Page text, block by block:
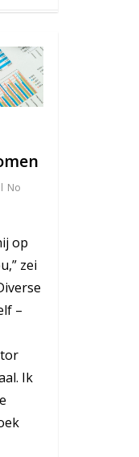
No
op
zei
–
Ik